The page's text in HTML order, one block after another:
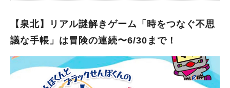
ども達も楽しめそうなラインナップ。 こちらは、同じく泉ヶ丘
トしてくれますよ。 週末に、家族みんなで楽しめるイベント
へ、ぜひ行ってみてください。
【泉北】リアル謎解きゲーム「時をつなぐ不思
議な手帳」は冒険の連続〜6/30まで！